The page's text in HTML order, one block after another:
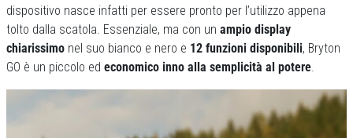
dispositivo nasce infatti per essere pronto per l’utilizzo appena
tolto dalla scatola. Essenziale, ma con un ampio display
chiarissimo nel suo bianco e nero e 12 funzioni disponibili, Bryton
GO è un piccolo ed economico inno alla semplicità al potere.